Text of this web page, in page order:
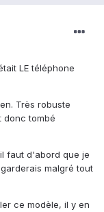
LE téléphone
Très robuste
donc tombé
faut d'abord que je
malgré tout
ce modèle, il y en